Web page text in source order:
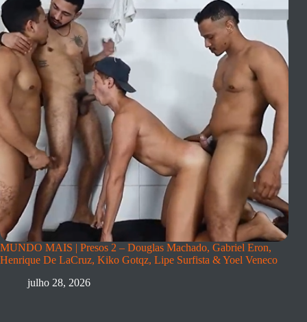
MUNDO MAIS | Presos 2 – Douglas Machado, Gabriel Eron,
Henrique De LaCruz, Kiko Gotqz, Lipe Surfista & Yoel Veneco
julho 28, 2026